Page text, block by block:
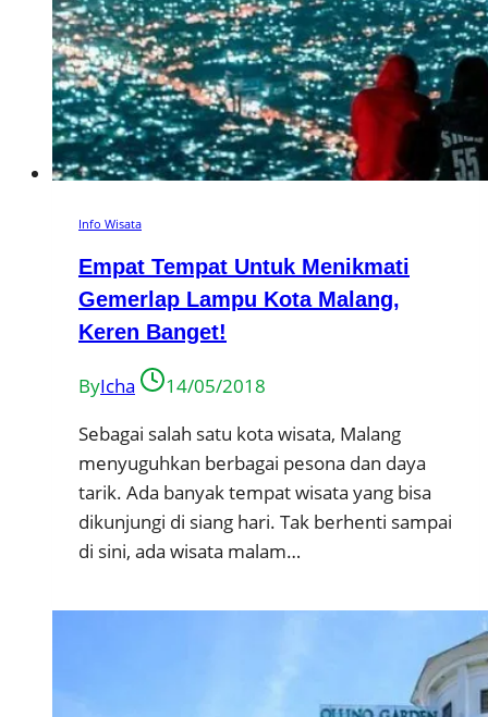
Info Wisata
Empat Tempat Untuk Menikmati
Gemerlap Lampu Kota Malang,
Keren Banget!
ByIcha
14/05/2018
Sebagai salah satu kota wisata, Malang
menyuguhkan berbagai pesona dan daya
tarik. Ada banyak tempat wisata yang bisa
dikunjungi di siang hari. Tak berhenti sampai
di sini, ada wisata malam…